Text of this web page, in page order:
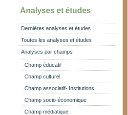
Analyses et études
Dernières analyses et études
Toutes les analyses et études
Analyses par champs :
Champ éducatif
Champ culturel
Champ associatif- Institutions
Champ socio-économique
Champ médiatique